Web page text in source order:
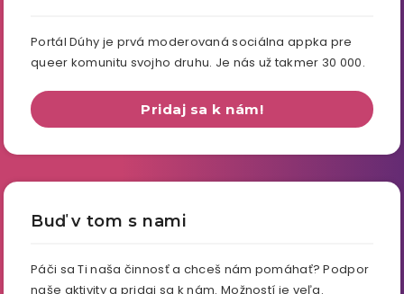
Portál Dúhy je prvá moderovaná sociálna appka pre
queer komunitu svojho druhu. Je nás už takmer 30 000.
Pridaj sa k nám!
Buď v tom s nami
Páči sa Ti naša činnosť a chceš nám pomáhať? Podpor
naše aktivity a pridaj sa k nám. Možností je veľa.